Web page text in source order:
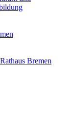
Bremen